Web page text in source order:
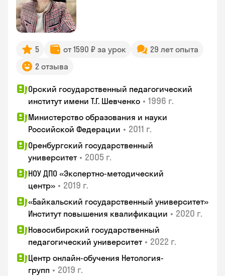
5 от 1590 ₽ за урок
29 лет опыта
2 отзыва
Орский государственный педагогический
институт имени Т.Г. Шевченко • 1996 г.
Министерство образования и науки
Российской Федерации • 2011 г.
Оренбургский государственный
университет • 2005 г.
НОУ ДПО «Экспертно-методический
центр» • 2019 г.
«Байкальский государственный университет»
Институт повышения квалификации • 2020 г.
Новосибирский государственный
педагогический университет • 2022 г.
Центр онлайн-обучения Нетология-
групп • 2019 г.